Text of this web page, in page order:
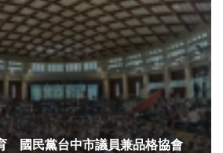
國民黨台中市議員兼品格協會